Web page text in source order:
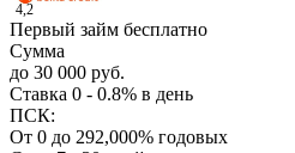
4,2
Первый займ бесплатно
Сумма
до 30 000 руб.
Ставка 0 - 0.8% в день
ПСК:
От 0 до 292,000% годовых